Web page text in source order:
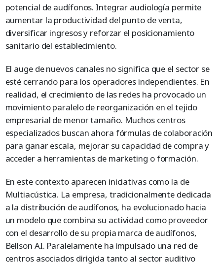
potencial de audífonos. Integrar audiología permite
aumentar la productividad del punto de venta,
diversificar ingresos y reforzar el posicionamiento
sanitario del establecimiento.
El auge de nuevos canales no significa que el sector se
esté cerrando para los operadores independientes. En
realidad, el crecimiento de las redes ha provocado un
movimiento paralelo de reorganización en el tejido
empresarial de menor tamaño. Muchos centros
especializados buscan ahora fórmulas de colaboración
para ganar escala, mejorar su capacidad de compra y
acceder a herramientas de marketing o formación.
En este contexto aparecen iniciativas como la de
Multiacústica. La empresa, tradicionalmente dedicada
a la distribución de audífonos, ha evolucionado hacia
un modelo que combina su actividad como proveedor
con el desarrollo de su propia marca de audífonos,
Bellson AI. Paralelamente ha impulsado una red de
centros asociados dirigida tanto al sector auditivo